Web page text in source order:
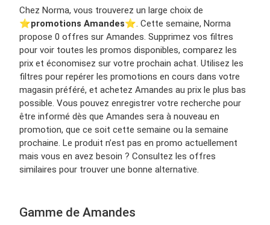
Chez Norma, vous trouverez un large choix de
⭐️promotions Amandes⭐️. Cette semaine, Norma
propose 0 offres sur Amandes. Supprimez vos filtres
pour voir toutes les promos disponibles, comparez les
prix et économisez sur votre prochain achat. Utilisez les
filtres pour repérer les promotions en cours dans votre
magasin préféré, et achetez Amandes au prix le plus bas
possible. Vous pouvez enregistrer votre recherche pour
être informé dès que Amandes sera à nouveau en
promotion, que ce soit cette semaine ou la semaine
prochaine. Le produit n’est pas en promo actuellement
mais vous en avez besoin ? Consultez les offres
similaires pour trouver une bonne alternative.
Gamme de Amandes